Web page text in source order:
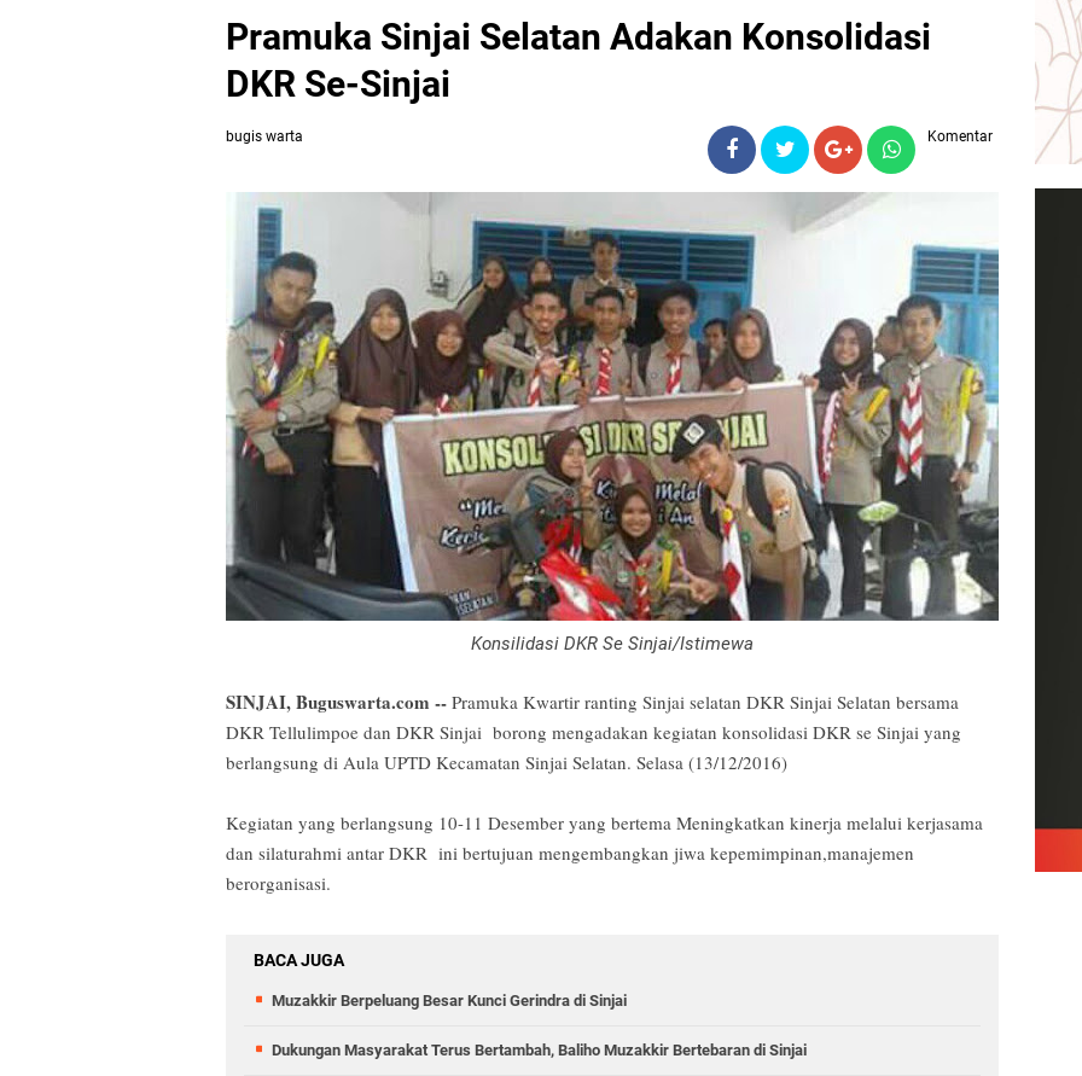
Pramuka Sinjai Selatan Adakan Konsolidasi
DKR Se-Sinjai
bugis warta Komentar
Konsilidasi DKR Se Sinjai/Istimewa
SINJAI, Buguswarta.com -- Pramuka Kwartir ranting Sinjai selatan DKR Sinjai Selatan bersama
DKR Tellulimpoe dan DKR Sinjai borong mengadakan kegiatan konsolidasi DKR se Sinjai yang
berlangsung di Aula UPTD Kecamatan Sinjai Selatan. Selasa (13/12/2016)
Kegiatan yang berlangsung 10-11 Desember yang bertema Meningkatkan kinerja melalui kerjasama
dan silaturahmi antar DKR ini bertujuan mengembangkan jiwa kepemimpinan,manajemen
berorganisasi.
BACA JUGA
Muzakkir Berpeluang Besar Kunci Gerindra di Sinjai
Dukungan Masyarakat Terus Bertambah, Baliho Muzakkir Bertebaran di Sinjai